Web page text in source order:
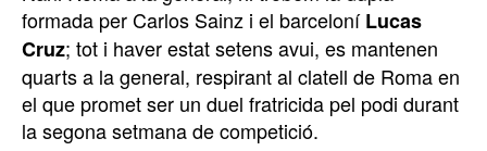
formada per Carlos Sainz i el barceloníLucas
Cruz; tot i haver estat setens avui, es mantenen
quarts a la general, respirant al clatell de Roma en
el que promet ser un duel fratricida pel podi durant
la segona setmana de competició.